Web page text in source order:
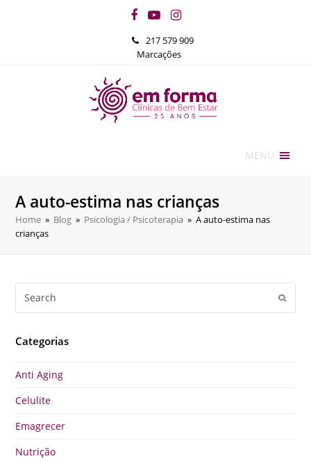
Facebook
YouTubeInstagram
217 579 909
Marcações
MENU
A auto-estima nas crianças
Home » Blog » Psicologia / Psicoterapia » A auto-estima nas
crianças
Categorias
Anti Aging
Celulite
Emagrecer
Nutrição